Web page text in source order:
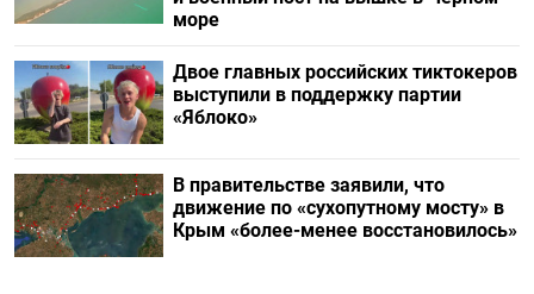
море
Двое главных российских тиктокеров
выступили в поддержку партии
«Яблоко»
В правительстве заявили, что
движение по «сухопутному мосту» в
Крым «более-менее восстановилось»